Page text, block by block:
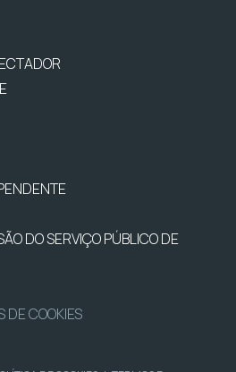
DO SERVIÇO PÚBLICO DE
DE COOKIES